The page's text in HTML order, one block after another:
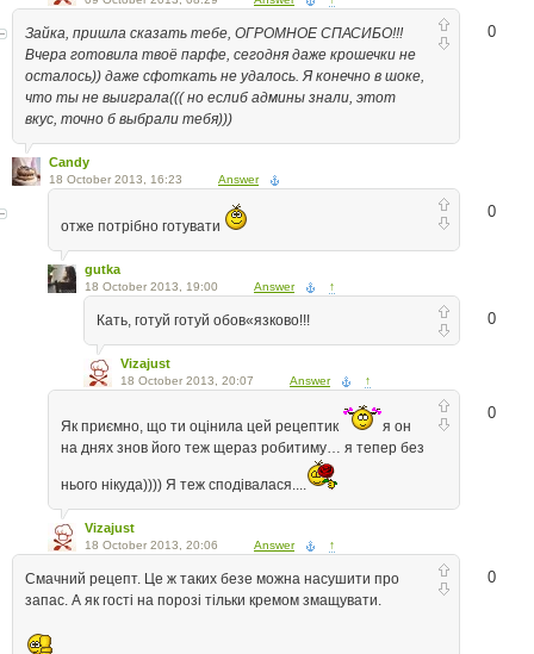
0
Зайка, пришла сказать тебе, ОГРОМНОЕ СПАСИБО!!!
Вчера готовила твоё парфе, сегодня даже крошечки не
осталось)) даже сфоткать не удалось. Я конечно в шоке,
что ты не выиграла((( но еслиб админы знали, этот
вкус, точно б выбрали тебя)))
Candy
18 October 2013, 16:23 Answer
0
отже потрібно готувати
gutka
18 October 2013, 19:00 Answer ↑
0
Кать, готуй готуй обов«язково!!!
Vizajust
18 October 2013, 20:07 Answer ↑
0
Як приємно, що ти оцінила цей рецептик
я он
на днях знов його теж щераз робитиму… я тепер без
нього нікуда)))) Я теж сподівалася....
Vizajust
18 October 2013, 20:06 Answer ↑
0
Смачний рецепт. Це ж таких безе можна насушити про
запас. А як гості на порозі тільки кремом змащувати.